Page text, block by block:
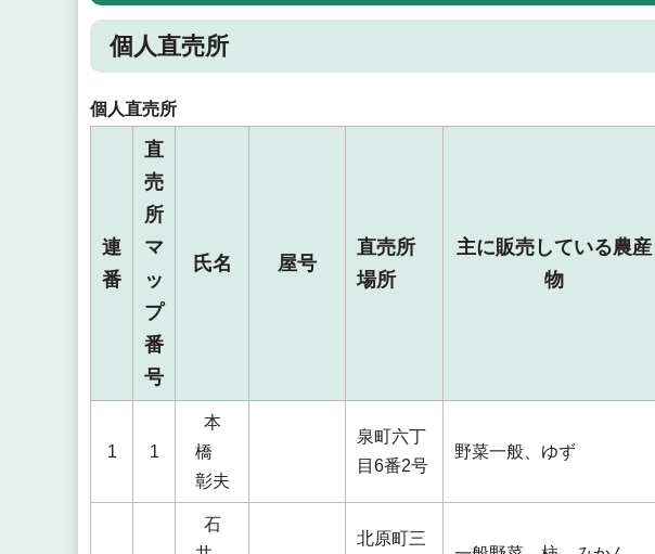
個人直売所
個人直売所
連
番
直
売
所
マ
ッ
プ
番
号
氏名 屋号
直売所
場所
主に販売している農産
物
1 1
本
橋
彰夫
泉町六丁
目6番2号
野菜一般、ゆず
石
北原町三